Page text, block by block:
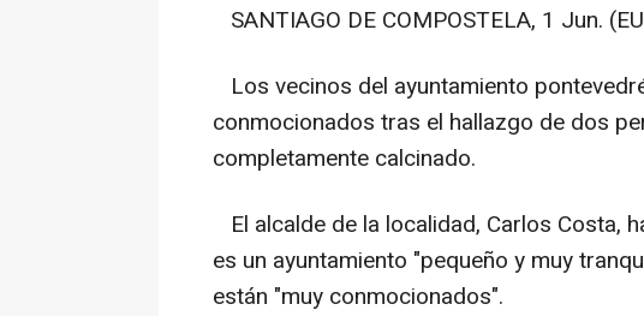
SANTIAGO DE COMPOSTELA, 1 Jun.
Los vecinos del ayuntamiento
conmocionados tras el hallazgo de dos
completamente calcinado.
El alcalde de la localidad, Carlos Costa,
es un ayuntamiento "pequeño y muy
están "muy conmocionados".